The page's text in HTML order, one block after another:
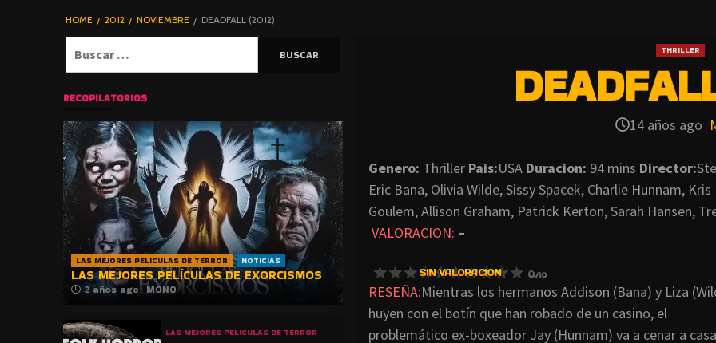
BLOGHORROR
⋆
HOME 2012 NOVIEMBRE DEADFALL (2012)
THRILLER
14 años ago
Genero: Thriller Pais:USA Duracion: 94 mins Director:
Eric Bana, Olivia Wilde, Sissy Spacek, Charlie Hunnam,
Goulem, Allison Graham, Patrick Kerton, Sarah Hansen,
VALORACION: –
RESEÑA:Mientras los hermanos Addison (Bana) y Liza
huyen con el botín que han robado de un casino, el
problemático ex-boxeador Jay (Hunnam) va a cenar a
RECOPILATORIOS
LAS MEJORES PELICULAS DE TERROR NOTICIAS
LAS MEJORES PELÍCULAS DE EXORCISMOS
2 años ago MONO
LAS MEJORES PELICULAS DE TERROR